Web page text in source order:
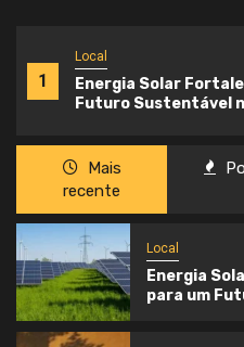
1
Local
Energia Solar
Futuro Sustentável
Mais
recente
Local
Energia
para um